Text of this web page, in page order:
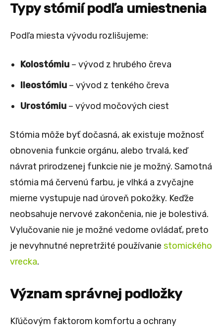
Typy stómií podľa umiestnenia
Podľa miesta vývodu rozlišujeme:
Kolostómiu – vývod z hrubého čreva
Ileostómiu – vývod z tenkého čreva
Urostómiu – vývod močových ciest
Stómia môže byť dočasná, ak existuje možnosť
obnovenia funkcie orgánu, alebo trvalá, keď
návrat prirodzenej funkcie nie je možný. Samotná
stómia má červenú farbu, je vlhká a zvyčajne
mierne vystupuje nad úroveň pokožky. Keďže
neobsahuje nervové zakončenia, nie je bolestivá.
Vylučovanie nie je možné vedome ovládať, preto
je nevyhnutné nepretržité používanie stomického
vrecka.
Význam správnej podložky
Kľúčovým faktorom komfortu a ochrany